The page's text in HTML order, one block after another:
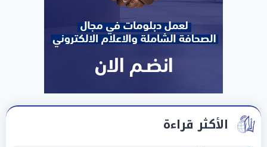
الأكثر قراءة